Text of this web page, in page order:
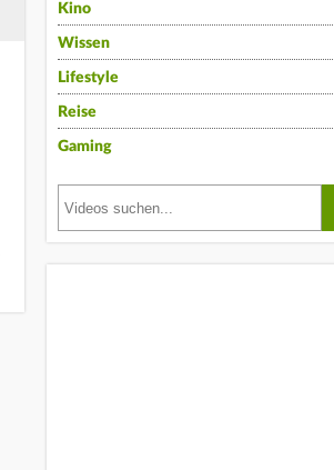
Kino
Wissen
Lifestyle
Reise
Gaming